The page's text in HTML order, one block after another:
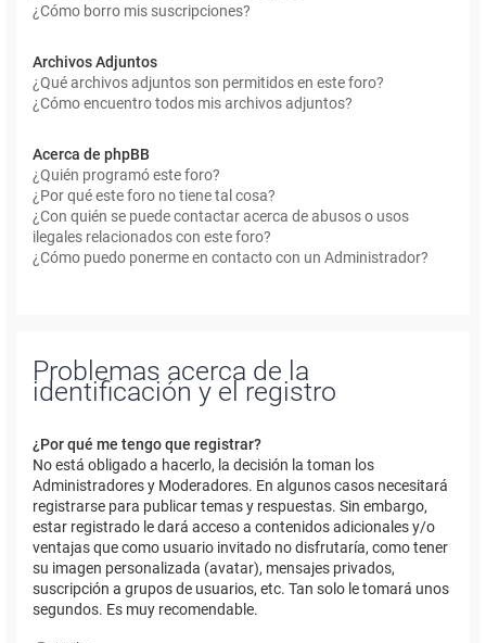
¿Cómo borro mis suscripciones?
Archivos Adjuntos
¿Qué archivos adjuntos son permitidos en este foro?
¿Cómo encuentro todos mis archivos adjuntos?
Acerca de phpBB
¿Quién programó este foro?
¿Por qué este foro no tiene tal cosa?
¿Con quién se puede contactar acerca de abusos o usos
ilegales relacionados con este foro?
¿Cómo puedo ponerme en contacto con un Administrador?
Problemas acerca de la
identificación y el registro
¿Por qué me tengo que registrar?
No está obligado a hacerlo, la decisión la toman los
Administradores y Moderadores. En algunos casos necesitará
registrarse para publicar temas y respuestas. Sin embargo,
estar registrado le dará acceso a contenidos adicionales y/o
ventajas que como usuario invitado no disfrutaría, como tener
su imagen personalizada (avatar), mensajes privados,
suscripción a grupos de usuarios, etc. Tan solo le tomará unos
segundos. Es muy recomendable.